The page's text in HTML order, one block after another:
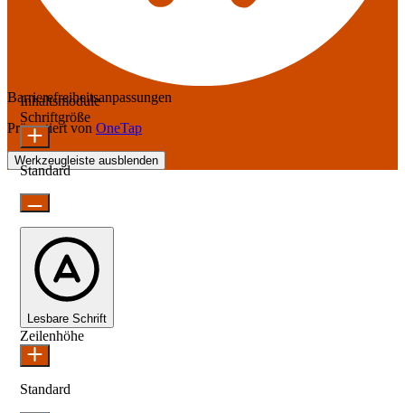
Barrierefreiheitsanpassungen
Präsentiert von OneTap
Werkzeugleiste ausblenden
Inhaltsmodule
Schriftgröße
Standard
Lesbare Schrift
Zeilenhöhe
Standard